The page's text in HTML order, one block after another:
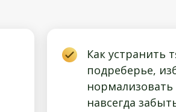
Как устранить
подреберье,
навсегда